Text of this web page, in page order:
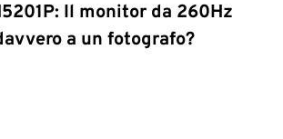
Il monitor da 260Hz
a un fotografo?